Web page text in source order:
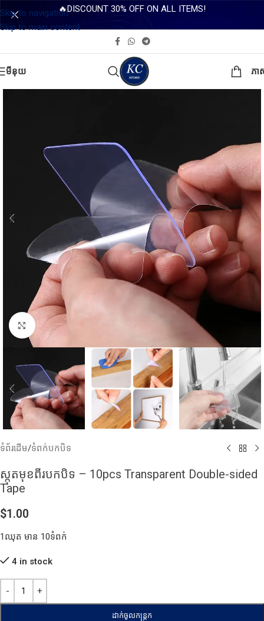
Skip to navigation
Skip to main content
🔥DISCOUNT 30% OFF ON ALL ITEMS!
មីនុយ ភា
Click to enlarge
ទំព័រដើម/ទំពក់បកបិទ
ស្កុតមុខពីរបកបិទ – 10pcs Transparent Double-sided
Tape
$1.00
1ឈុត មាន 10ទំពក់
4 in stock
ដាក់ចូលកន្ត្រក